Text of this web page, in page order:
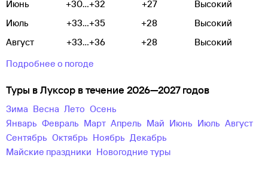
Июнь +30...+32 +27
Высокий
Июль
+33...+35 +28
Высокий
Август
+33...+36 +28
Высокий
Подробнее о погоде
Туры в Луксор в течение 2026—2027 годов
зима весна лето
осень
Январь
Февраль Март Апрель Май Июнь Июль
Август
Сентябрь
Октябрь Ноябрь
Декабрь
майские праздники
новогодние туры